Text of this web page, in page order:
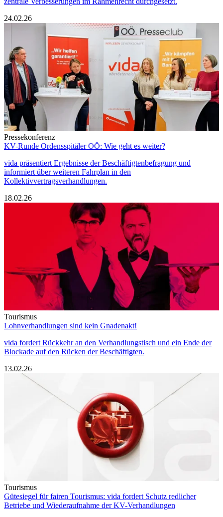
24.02.26
Pressekonferenz
KV-Runde Ordensspitäler OÖ: Wie geht es weiter?
vida präsentiert Ergebnisse der Beschäftigtenbefragung und
informiert über weiteren Fahrplan in den
Kollektivvertragsverhandlungen.
18.02.26
Tourismus
Lohnverhandlungen sind kein Gnadenakt!
vida fordert Rückkehr an den Verhandlungstisch und ein Ende der
Blockade auf den Rücken der Beschäftigten.
13.02.26
Tourismus
Gütesiegel für fairen Tourismus: vida fordert Schutz redlicher
Betriebe und Wiederaufnahme der KV-Verhandlungen